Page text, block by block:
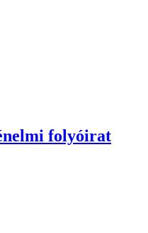
folyóirat